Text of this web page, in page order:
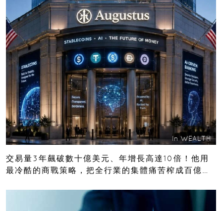
In WEALTH
交易量3年飆破數十億美元、年增長高達10倍！他用
最冷酷的商戰策略，把全行業的集體痛苦榨成百億金